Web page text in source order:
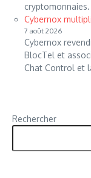
cryptomonnaies.
Cybernox
7 août 2026
Cybernox
BlocTel et
Chat Control et
Rechercher